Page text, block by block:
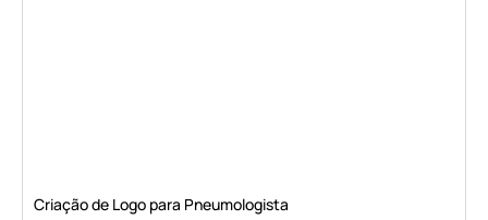
Criação de Logo para Pneumologista